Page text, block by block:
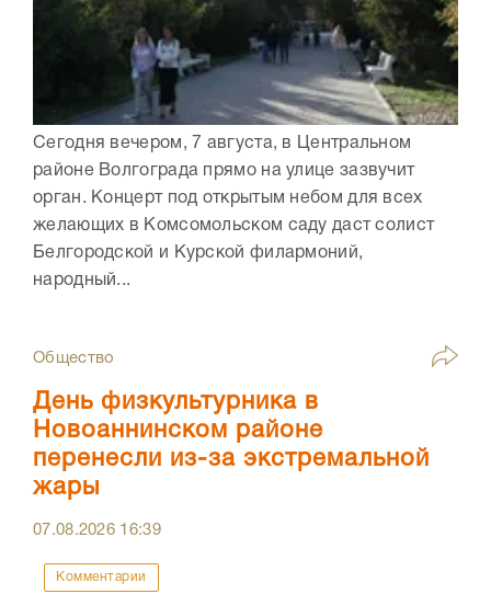
Сегодня вечером, 7 августа, в Центральном
районе Волгограда прямо на улице зазвучит
орган. Концерт под открытым небом для всех
желающих в Комсомольском саду даст солист
Белгородской и Курской филармоний,
народный...
Общество
День физкультурника в
Новоаннинском районе
перенесли из-за экстремальной
жары
07.08.2026 16:39
Комментарии